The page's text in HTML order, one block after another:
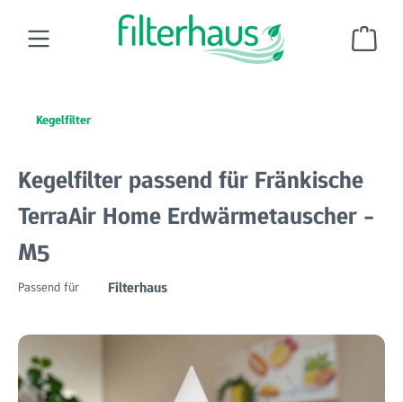
Zum Hauptinhalt springen
Kegelfilter
Kegelfilter passend für Fränkische
TerraAir Home Erdwärmetauscher -
M5
Passend für Filterhaus
Bildergalerie überspringen